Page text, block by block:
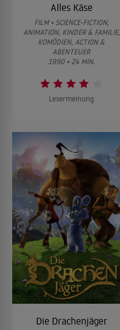
Alles Käse
FILM • SCIENCE-FICTION,
ANIMATION, KINDER & FAMILIE,
KOMÖDIEN, ACTION &
ABENTEUER
1990 • 24 MIN.
Lesermeinung
Die Drachenjäger